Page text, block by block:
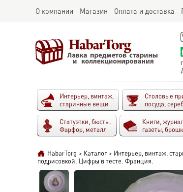
О компании Магазин Оплата и доставка
Интерьер, винтаж,
старинные вещи
Столовые
посуда,
Статуэтки, бюсты.
Фарфор, металл
Книги,
газеты,
HabarTorg > Каталог > Интерьер, винтаж,
подрисовкой. Цифры в тесте. Франция.